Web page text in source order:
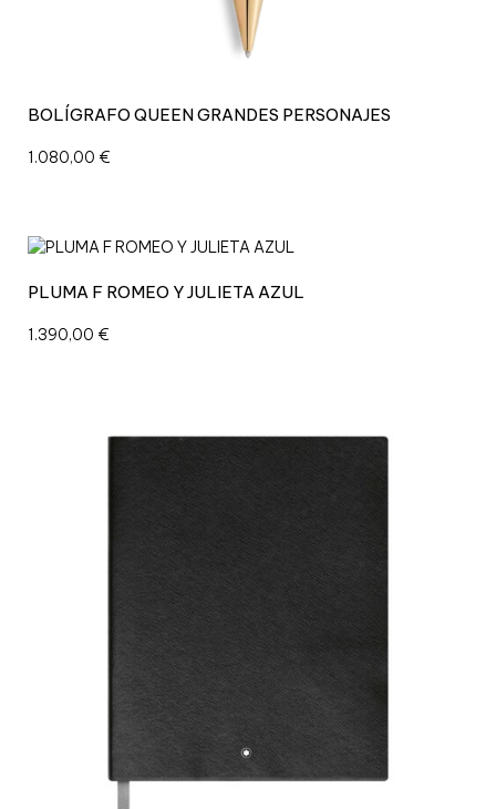
BOLÍGRAFO QUEEN GRANDES PERSONAJES
1.080,00 €
PLUMA F ROMEO Y JULIETA AZUL
1.390,00 €